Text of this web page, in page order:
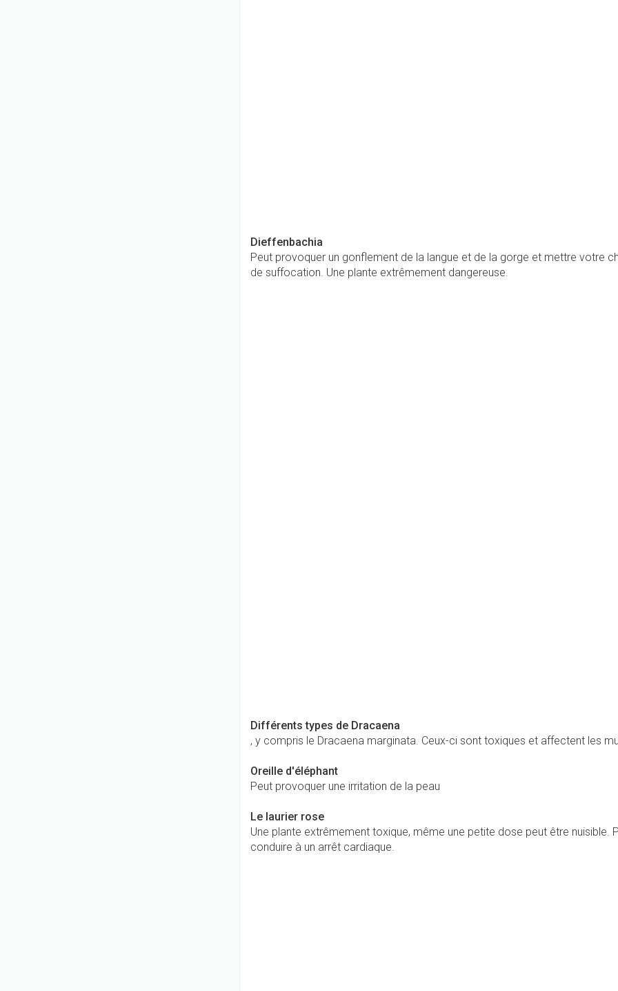
Dieffenbachia
Peut provoquer un gonflement de la langue et de la gorge et mettre votre
de suffocation. Une plante extrêmement dangereuse.
Différents types de Dracaena
, y compris le Dracaena marginata. Ceux-ci sont toxiques et affectent les
Oreille d'éléphant
Peut provoquer une irritation de la peau
Le laurier rose
Une plante extrêmement toxique, même une petite dose peut être nuisible.
conduire à un arrêt cardiaque.